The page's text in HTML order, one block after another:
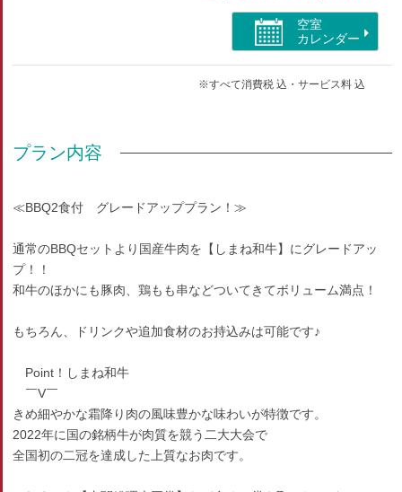
空室
カレンダー
※すべて消費税 込・サービス料 込
プラン内容
≪BBQ2食付 グレードアッププラン！≫
通常のBBQセットより国産牛肉を【しまね和牛】にグレードアッ
プ！！
和牛のほかにも豚肉、鶏もも串などついてきてボリューム満点！
もちろん、ドリンクや追加食材のお持込みは可能です♪
Point！しまね和牛
￣V￣
きめ細やかな霜降り肉の風味豊かな味わいが特徴です。
2022年に国の銘柄牛が肉質を競う二大大会で
全国初の二冠を達成した上質なお肉です。